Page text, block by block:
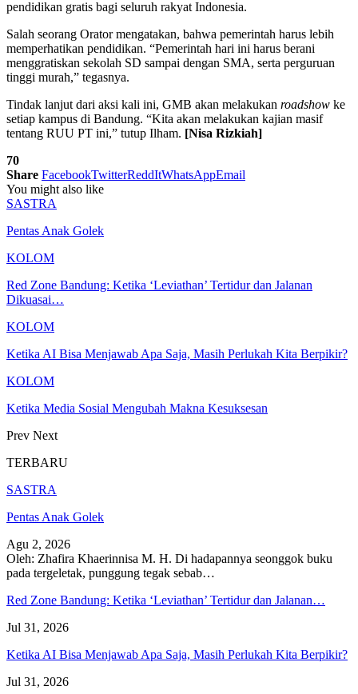
pendidikan gratis bagi seluruh rakyat Indonesia.
Salah seorang Orator mengatakan, bahwa pemerintah harus lebih
memperhatikan pendidikan. “Pemerintah hari ini harus berani
menggratiskan sekolah SD sampai dengan SMA, serta perguruan
tinggi murah,” tegasnya.
Tindak lanjut dari aksi kali ini, GMB akan melakukan roadshow ke
setiap kampus di Bandung. “Kita akan melakukan kajian masif
tentang RUU PT ini,” tutup Ilham. [Nisa Rizkiah]
70
Share FacebookTwitterReddItWhatsAppEmail
You might also like
SASTRA
Pentas Anak Golek
KOLOM
Red Zone Bandung: Ketika ‘Leviathan’ Tertidur dan Jalanan
Dikuasai…
KOLOM
Ketika AI Bisa Menjawab Apa Saja, Masih Perlukah Kita Berpikir?
KOLOM
Ketika Media Sosial Mengubah Makna Kesuksesan
Prev Next
TERBARU
SASTRA
Pentas Anak Golek
Agu 2, 2026
Oleh: Zhafira Khaerinnisa M. H. Di hadapannya seonggok buku
pada tergeletak, punggung tegak sebab…
Red Zone Bandung: Ketika ‘Leviathan’ Tertidur dan Jalanan…
Jul 31, 2026
Ketika AI Bisa Menjawab Apa Saja, Masih Perlukah Kita Berpikir?
Jul 31, 2026